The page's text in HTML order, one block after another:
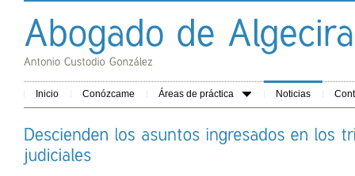
Inicio Conózcame Áreas de práctica Noticias